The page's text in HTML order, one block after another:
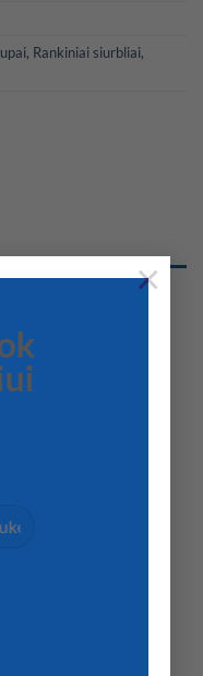
×
Rankiniai siurbliai,
UV atspariu
dangteliu.